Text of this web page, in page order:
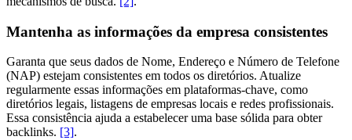
Mantenha as informações da empresa consistentes
Garanta que seus dados de Nome, Endereço e Número de Telefone
(NAP) estejam consistentes em todos os diretórios. Atualize
regularmente essas informações em plataformas-chave, como
diretórios legais, listagens de empresas locais e redes profissionais.
Essa consistência ajuda a estabelecer uma base sólida para obter
backlinks. [3].